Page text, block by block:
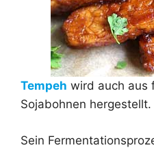
Tempeh wird auch aus
Sojabohnen hergestellt.
Sein